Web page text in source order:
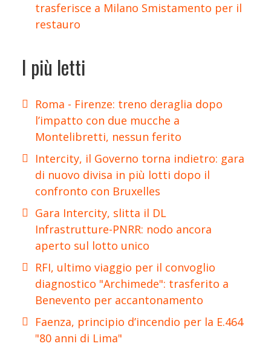
trasferisce a Milano Smistamento per il
restauro
I più letti
Roma - Firenze: treno deraglia dopo
l’impatto con due mucche a
Montelibretti, nessun ferito
Intercity, il Governo torna indietro: gara
di nuovo divisa in più lotti dopo il
confronto con Bruxelles
Gara Intercity, slitta il DL
Infrastrutture-PNRR: nodo ancora
aperto sul lotto unico
RFI, ultimo viaggio per il convoglio
diagnostico "Archimede": trasferito a
Benevento per accantonamento
Faenza, principio d’incendio per la E.464
"80 anni di Lima"